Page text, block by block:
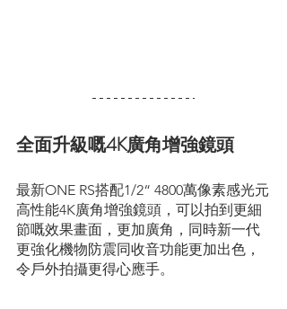
全面升級嘅4K廣角增強鏡頭
最新ONE RS搭配1/2“ 4800萬像素感光元
高性能4K廣角增強鏡頭，可以拍到更細
節嘅效果畫面，更加廣角，同時新一代
更強化機物防震同收音功能更加出色，
令戶外拍攝更得心應手。